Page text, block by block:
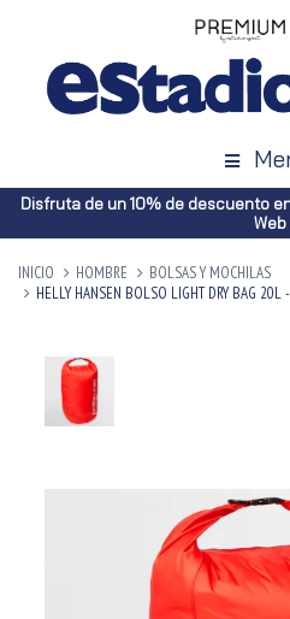
Disfruta de un 10% de descuento
Web
INICIO HOMBRE
BOLSAS Y MOCHILAS
HELLY HANSEN BOLSO LIGHT DRY BAG